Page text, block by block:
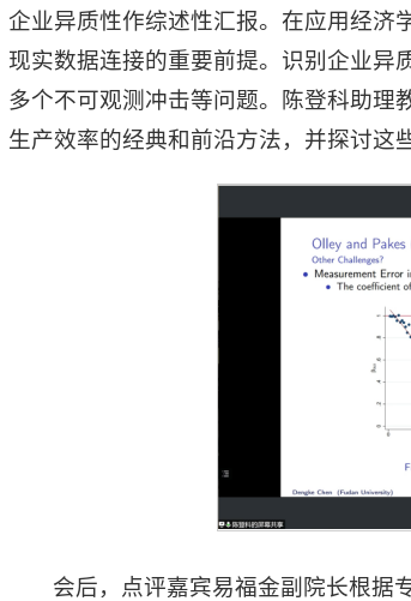
企业异质性作综述性汇报。在应用经济
现实数据连接的重要前提。识别企业异
多个不可观测冲击等问题。陈登科助理
生产效率的经典和前沿方法，并探讨这
会后，点评嘉宾易福金副院长根据